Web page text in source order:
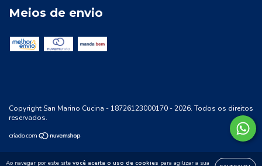
Ao navegar por este site você aceita o uso de cookies para agilizar a sua
Meios de envio
Copyright San Marino Cucina - 18726123000170 - 2026. Todos os direitos
reservados.